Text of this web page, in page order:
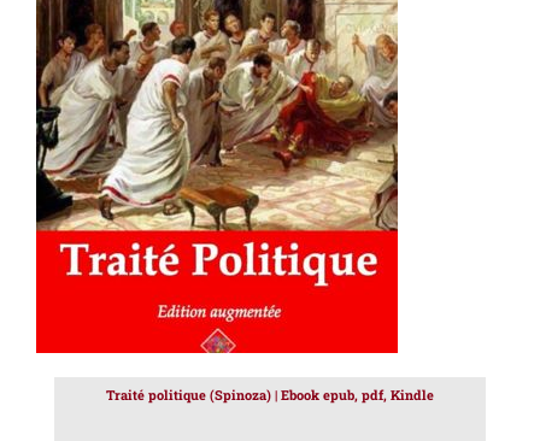
AJOUTER AU PANIER / DÉTAILS
Traité politique (Spinoza) | Ebook epub, pdf, Kindle